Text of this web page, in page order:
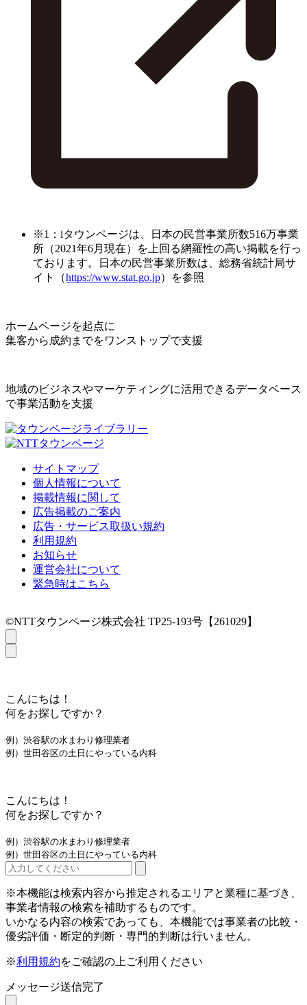
※1：iタウンページは、日本の民営事業所数516万事業
所（2021年6月現在）を上回る網羅性の高い掲載を行っ
ております。日本の民営事業所数は、総務省統計局サ
イト（https://www.stat.go.jp）を参照
ホームページを起点に
集客から成約までをワンストップで支援
地域のビジネスやマーケティングに活用できるデータベース
で事業活動を支援
サイトマップ
個人情報について
掲載情報に関して
広告掲載のご案内
広告・サービス取扱い規約
利用規約
お知らせ
運営会社について
緊急時はこちら
©NTTタウンページ株式会社 TP25-193号【261029】
こんにちは！
何をお探しですか？
例）渋谷駅の水まわり修理業者
例）世田谷区の土日にやっている内科
こんにちは！
何をお探しですか？
例）渋谷駅の水まわり修理業者
例）世田谷区の土日にやっている内科
※本機能は検索内容から推定されるエリアと業種に基づき、
事業者情報の検索を補助するものです。
いかなる内容の検索であっても、本機能では事業者の比較・
優劣評価・断定的判断・専門的判断は行いません。
※利用規約をご確認の上ご利用ください
メッセージ送信完了